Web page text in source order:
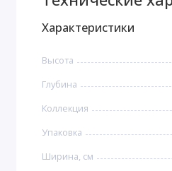
Характеристики
Высота
Глубина
Коллекция
Упаковка
Ширина, см